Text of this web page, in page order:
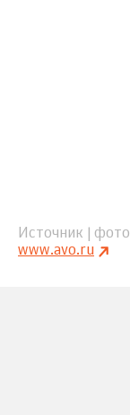
Источник | фото
www.avo.ru